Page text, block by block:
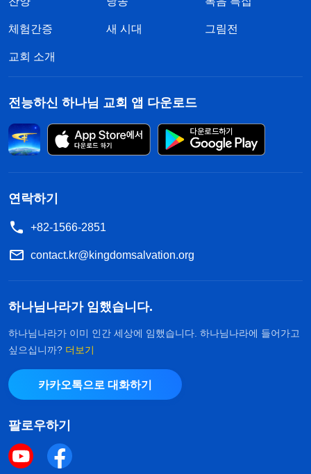
체험간증 새 시대 그림전
교회 소개
전능하신 하나님 교회 앱 다운로드
연락하기
+82-1566-2851
contact.kr@kingdomsalvation.org
하나님나라가 임했습니다.
하나님나라가 이미 인간 세상에 임했습니다. 하나님나라에 들어가고
싶으십니까? 더보기
카카오톡으로 대화하기
팔로우하기